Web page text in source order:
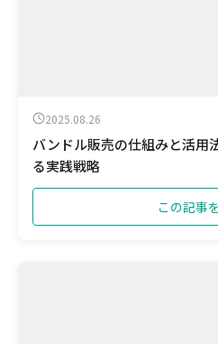
2025.08.26
バンドル販売の仕組みと活用
る実践戦略
この記事